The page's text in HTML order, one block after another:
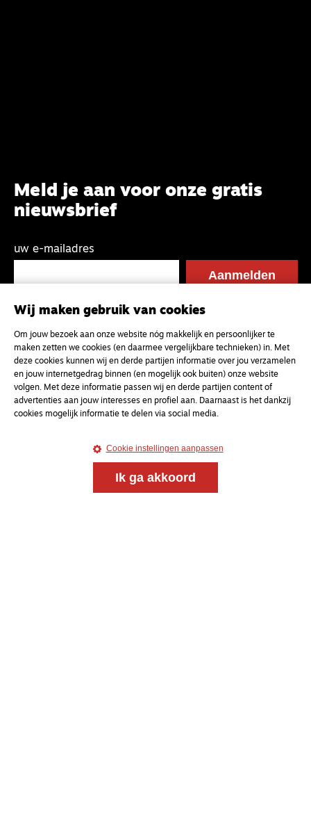
Meld je aan voor onze gratis
nieuwsbrief
uw e-mailadres
Wij maken gebruik van cookies
Om jouw bezoek aan onze website nóg makkelijk en persoonlijker te
maken zetten we cookies (en daarmee vergelijkbare technieken) in. Met
deze cookies kunnen wij en derde partijen informatie over jou verzamelen
en jouw internetgedrag binnen (en mogelijk ook buiten) onze website
volgen. Met deze informatie passen wij en derde partijen content of
advertenties aan jouw interesses en profiel aan. Daarnaast is het dankzij
cookies mogelijk informatie te delen via social media.
Cookie instellingen aanpassen
Ik ga akkoord